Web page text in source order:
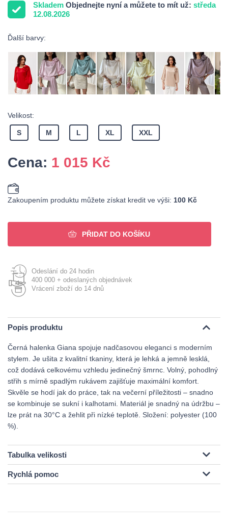
Skladem Objednejte nyní a můžete to mít už: středa
12.08.2026
Ďalší barvy:
Velikost:
S M L XL XXL
Cena: 1 015 Kč
Zakoupením produktu můžete získat kredit ve výši: 100 Kč
PŘIDAT DO KOŠÍKU
Odeslání do 24 hodin
400 000 + odeslaných objednávek
Vrácení zboží do 14 dnů
Popis produktu
Černá halenka Giana spojuje nadčasovou eleganci s moderním
stylem. Je ušita z kvalitní tkaniny, která je lehká a jemně lesklá,
což dodává celkovému vzhledu jedinečný šmrnc. Volný, pohodlný
střih s mírně spadlým rukávem zajišťuje maximální komfort.
Skvěle se hodí jak do práce, tak na večerní příležitosti – snadno
se kombinuje se sukní i kalhotami. Materiál je snadný na údržbu –
lze prát na 30°C a žehlit při nízké teplotě. Složení: polyester (100
%).
Tabulka velikosti
Rychlá pomoc